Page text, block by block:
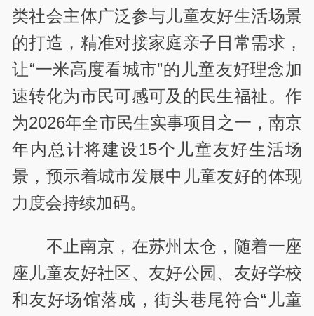
类社会主体广泛参与儿童友好生活场景
的打造，精准对接家庭亲子日常需求，
让“一米高度看城市”的儿童友好理念加
速转化为市民可感可及的民生福祉。作
为2026年全市民生实事项目之一，南京
年内总计将建设15个儿童友好生活场
景，预示着城市发展中儿童友好的体现
力度会持续加码。
不止南京，在苏州太仓，随着一座
座儿童友好社区、友好公园、友好学校
和友好场馆落成，街头巷尾符合“儿童